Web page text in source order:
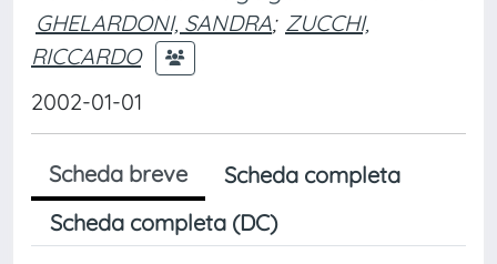
GHELARDONI, SANDRA; ZUCCHI,
RICCARDO
2002-01-01
Scheda breve
Scheda completa
Scheda completa (DC)